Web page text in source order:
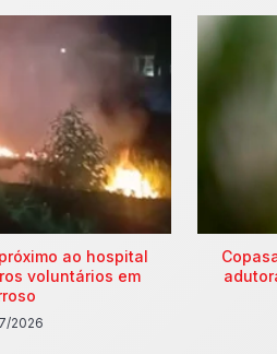
ao hospital
voluntários em
2026